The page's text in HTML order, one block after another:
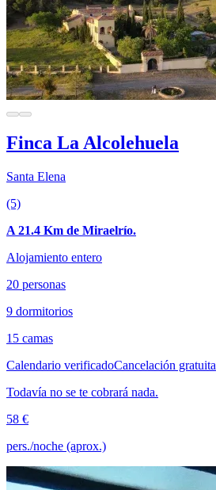
Finca La Alcolehuela
Santa Elena
(5)
A 21.4 Km de Miraelrío.
Alojamiento entero
20 personas
9 dormitorios
15 camas
Calendario verificadoCancelación gratuita
Todavía no se te cobrará nada.
58 €
pers./noche (aprox.)